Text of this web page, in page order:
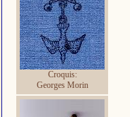
Croquis:
Georges Morin